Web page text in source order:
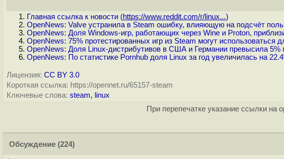
Главная ссылка к новости (https://www.reddit.com/r/linux...)
OpenNews: Valve устранила в Steam ошибку, влияющую на подсчёт
OpenNews: Доля Windows-игр, работающих через Wine и Proton,
OpenNews: 75% протестированных игр из Steam могут использоваться
OpenNews: Доля Linux-дистрибутивов в США и Германии превысила 5%
OpenNews: По статистике Pornhub доля Linux за год увеличилась на
Лицензия: CC BY 3.0
Короткая ссылка: https://opennet.ru/65157-steam
Ключевые слова: steam, linux
При перепечатке указание ссылки на
Обсуждение (224)